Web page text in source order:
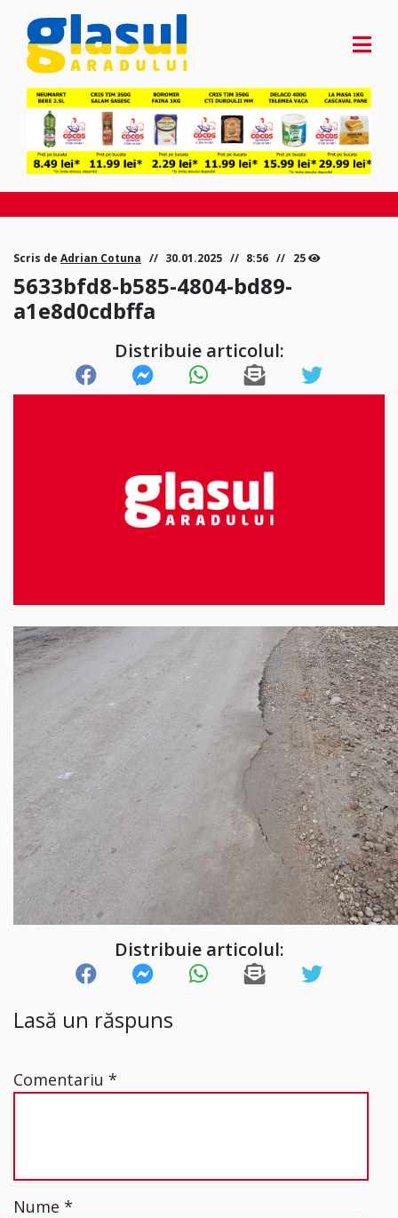
Scris de Adrian Cotuna 30.01.2025 8:56 25
5633bfd8-b585-4804-bd89-
a1e8d0cdbffa
Distribuie articolul:
Distribuie articolul:
Lasă un răspuns
Comentariu *
Nume *